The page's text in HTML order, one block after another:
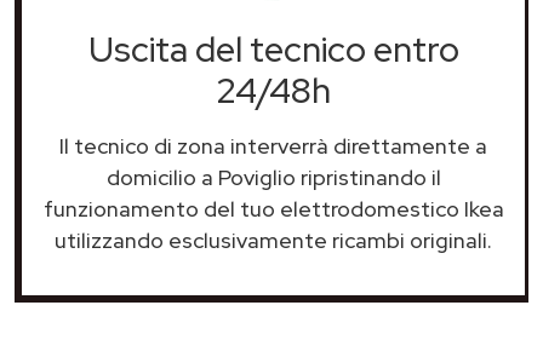
Uscita del tecnico entro
24/48h
Il tecnico di zona interverrà direttamente a
domicilio a Poviglio ripristinando il
funzionamento del tuo elettrodomestico Ikea
utilizzando esclusivamente ricambi originali.